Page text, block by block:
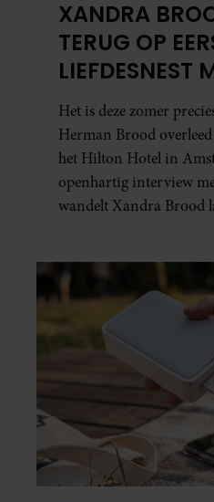
XANDRA
TERUG OP
LIEFDESNEST
BROOD: “HIER
GEBOREN”
Het is deze zomer
Herman Brood
het Hilton Hotel in
openhartig interview
wandelt Xandra Brood
Leidsedwarsstraat roept
herinneringen op. Daar
samen en werd dochter